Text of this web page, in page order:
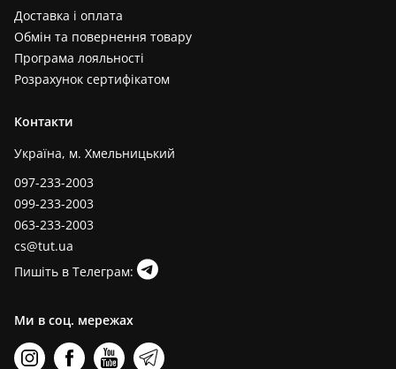
Доставка і оплата
Обмін та повернення товару
Програма лояльності
Розрахунок сертифікатом
Контакти
Україна, м. Хмельницький
097-233-2003
099-233-2003
063-233-2003
cs@tut.ua
Пишіть в Телеграм:
Ми в соц. мережах